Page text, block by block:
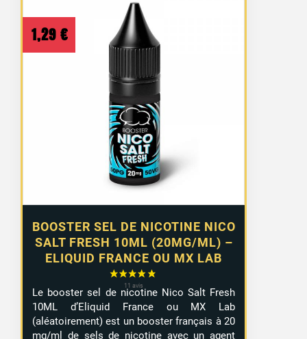
BOOSTER SEL DE NICOTINE NICO
SALT FRESH 10ML (20MG/ML) –
ELIQUID FRANCE OU MX LAB
1,29 €
Le booster sel de nicotine Nico Salt Fresh
10ML d’Eliquid France ou MX Lab
(aléatoirement) est un booster français à 20
mg/ml de sels de nicotine avec un agent